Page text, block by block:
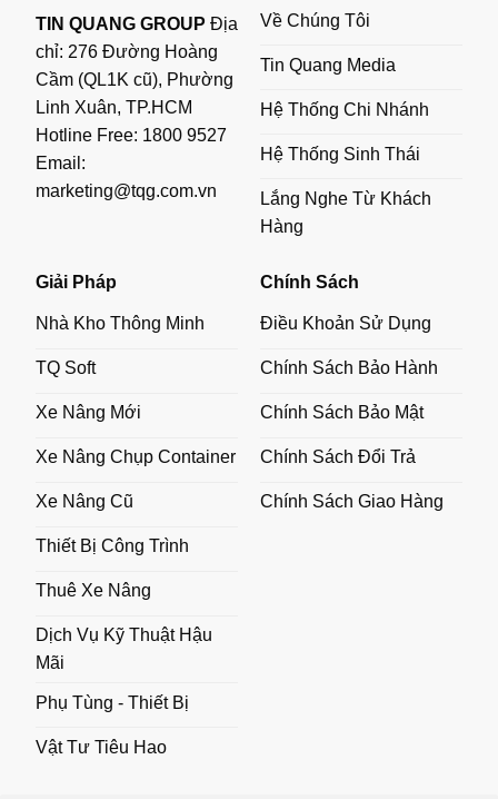
TIN QUANG GROUP Địa
chỉ: 276 Đường Hoàng
Cầm (QL1K cũ), Phường
Linh Xuân, TP.HCM
Hotline Free: 1800 9527
Email:
marketing@tqg.com.vn
Về Chúng Tôi
Tin Quang Media
Hệ Thống Chi Nhánh
Hệ Thống Sinh Thái
Lắng Nghe Từ Khách
Hàng
Giải Pháp
Nhà Kho Thông Minh
TQ Soft
Xe Nâng Mới
Xe Nâng Chụp Container
Xe Nâng Cũ
Thiết Bị Công Trình
Thuê Xe Nâng
Dịch Vụ Kỹ Thuật Hậu
Mãi
Phụ Tùng - Thiết Bị
Vật Tư Tiêu Hao
Chính Sách
Điều Khoản Sử Dụng
Chính Sách Bảo Hành
Chính Sách Bảo Mật
Chính Sách Đổi Trả
Chính Sách Giao Hàng